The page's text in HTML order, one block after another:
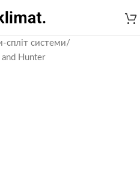
спліт системи/
Hunter